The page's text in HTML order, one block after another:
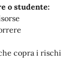
o studente:
copra i rischi